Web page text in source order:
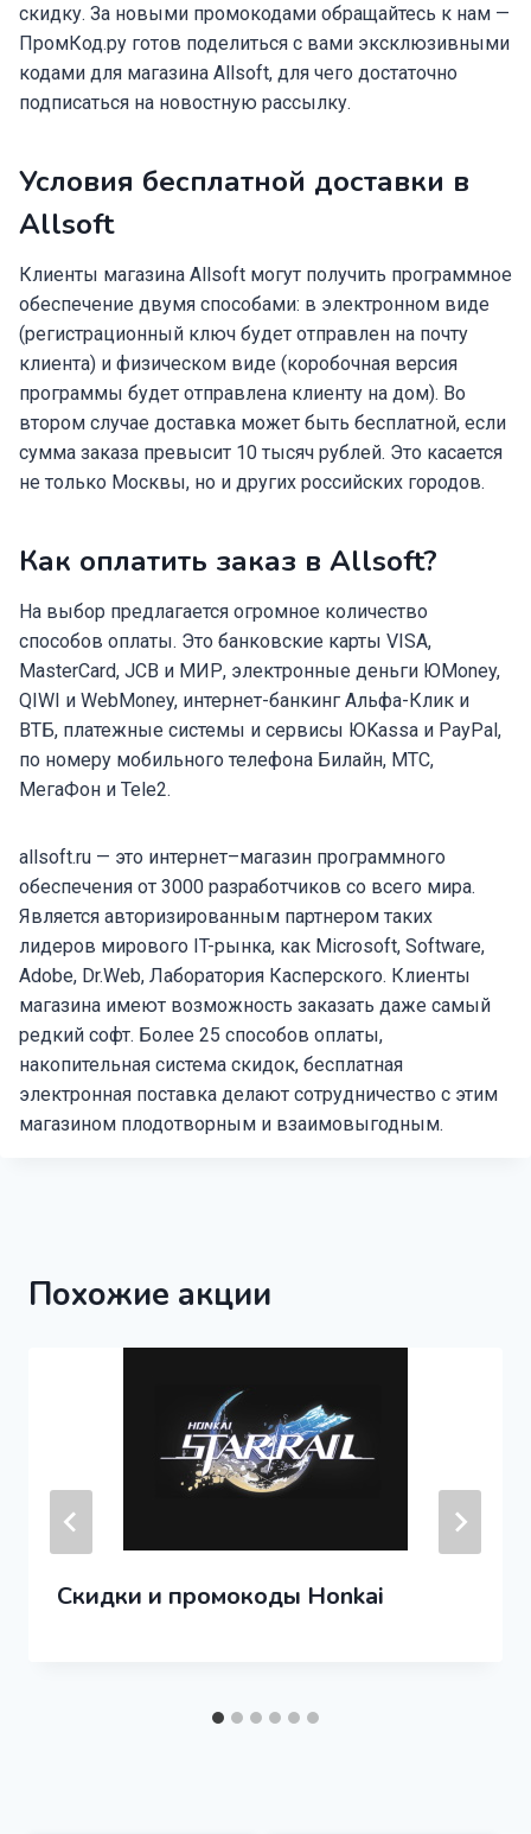
скидку. За новыми промокодами обращайтесь к нам —
ПромКод.ру готов поделиться с вами эксклюзивными
кодами для магазина Allsoft, для чего достаточно
подписаться на новостную рассылку.
Условия бесплатной доставки в
Allsoft
Клиенты магазина Allsoft могут получить программное
обеспечение двумя способами: в электронном виде
(регистрационный ключ будет отправлен на почту
клиента) и физическом виде (коробочная версия
программы будет отправлена клиенту на дом). Во
втором случае доставка может быть бесплатной, если
сумма заказа превысит 10 тысяч рублей. Это касается
не только Москвы, но и других российских городов.
Как оплатить заказ в Allsoft?
На выбор предлагается огромное количество
способов оплаты. Это банковские карты VISA,
MasterCard, JCB и МИР, электронные деньги ЮMoney,
QIWI и WebMoney, интернет-банкинг Альфа-Клик и
ВТБ, платежные системы и сервисы ЮKassa и PayPal,
по номеру мобильного телефона Билайн, МТС,
МегаФон и Tele2.
allsoft.ru — это интернет–магазин программного
обеспечения от 3000 разработчиков со всего мира.
Является авторизированным партнером таких
лидеров мирового IT-рынка, как Microsoft, Software,
Adobe, Dr.Web, Лаборатория Касперского. Клиенты
магазина имеют возможность заказать даже самый
редкий софт. Более 25 способов оплаты,
накопительная система скидок, бесплатная
электронная поставка делают сотрудничество с этим
магазином плодотворным и взаимовыгодным.
Похожие акции
Скидки и промокоды Honkai